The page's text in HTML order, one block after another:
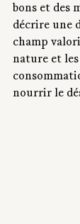
bons et des
décrire une
champ
nature et
nourrir le